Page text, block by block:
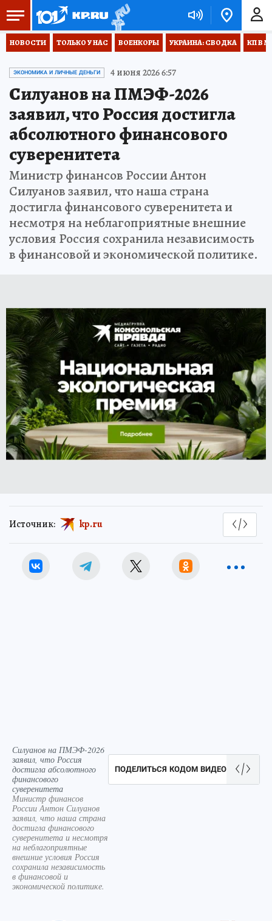
НОВОСТИ ТОЛЬКО У НАС ВОЕНКОРЫ УКРАИНА: СВОДКА КП В
ЭКОНОМИКА И ЛИЧНЫЕ ДЕНЬГИ 4 июня 2026 6:57
Силуанов на ПМЭФ-2026
заявил, что Россия достигла
абсолютного финансового
суверенитета
Министр финансов России Антон
Силуанов заявил, что наша страна
достигла финансового суверенитета и
несмотря на неблагоприятные внешние
условия Россия сохранила независимость
в финансовой и экономической политике.
Источник: kp.ru
Силуанов на ПМЭФ-2026
заявил, что Россия
достигла абсолютного
финансового
суверенитета
Министр финансов
России Антон Силуанов
заявил, что наша страна
достигла финансового
суверенитета и несмотря
на неблагоприятные
внешние условия Россия
сохранила независимость
в финансовой и
экономической политике.
ПОДЕЛИТЬСЯ КОДОМ ВИДЕО